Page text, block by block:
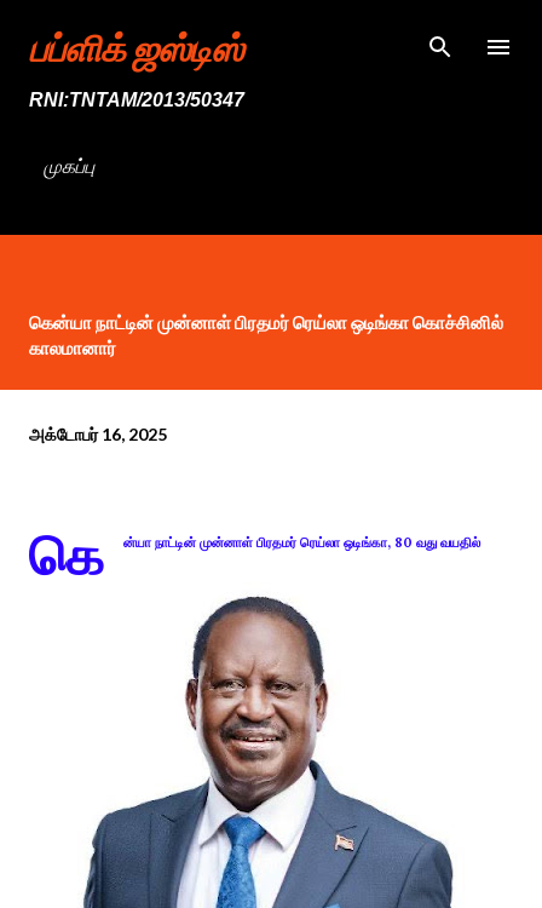
முதன்மை உள்ளடக்கத்திற்குச் செல்
பப்ளிக் ஜஸ்டிஸ்
RNI:TNTAM/2013/50347
முகப்பு
கென்யா நாட்டின் முன்னாள் பிரதமர் ரெய்லா ஒடிங்கா கொச்சினில்
காலமானார்
அக்டோபர் 16, 2025
கெ ன்யா நாட்டின் முன்னாள் பிரதமர் ரெய்லா ஒடிங்கா, 80 வது வயதில்